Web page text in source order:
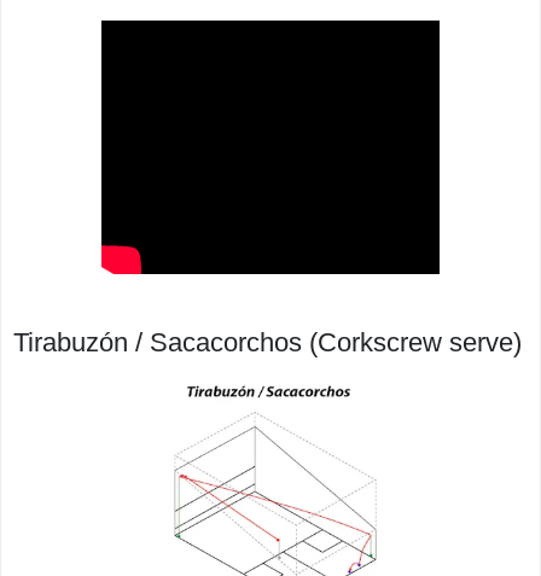
Tirabuzón / Sacacorchos (Corkscrew serve)